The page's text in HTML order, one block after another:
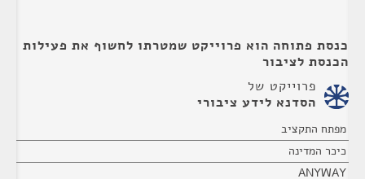
כנסת פתוחה הוא פרוייקט שמטרתו לחשוף את פעילות
הכנסת לציבור
פרוייקט של
הסדנא לידע ציבורי
מפתח התקציב
כיכר המדינה
ANYWAY